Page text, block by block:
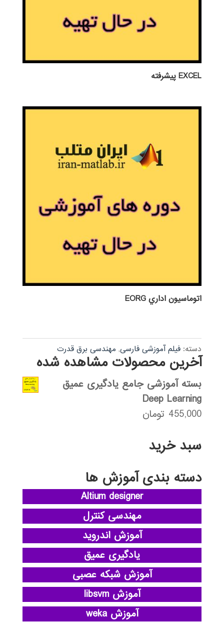
EXCEL پيشرفته
اتوماسيون اداري EORG
دسته: فیلم آموزشی فارسی, مهندسی برق قدرت
آخرین محصولات مشاهده شده
بسته آموزشی جامع یادگیری عمیق
Deep Learning
455,000 تومان
سبد خرید
دسته بندی آموزش ها
Altium designer
مهندسی کنترل
آموزش اندروید
یادگیری عمیق
آموزش شبکه عصبی
آموزش libsvm
آموزش weka